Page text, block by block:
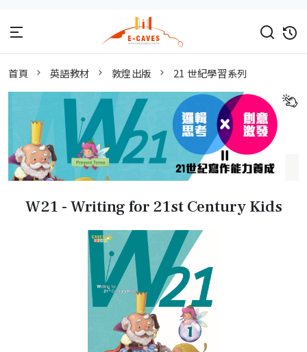
首頁 英語教材 敦煌出版 21 世紀學習系列
W21 - Writing for 21st Century Kids